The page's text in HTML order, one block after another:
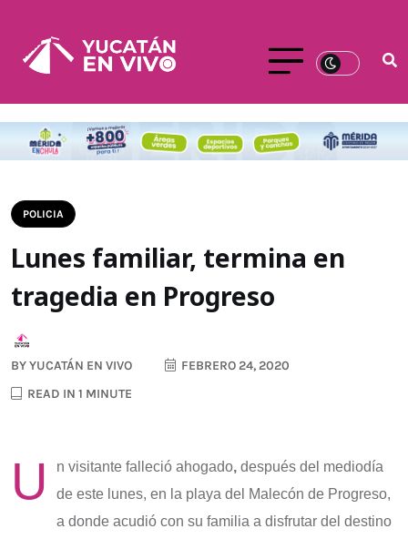
POLICIA
Lunes familiar, termina en
tragedia en Progreso
BYYUCATÁN EN VIVO
FEBRERO 24, 2020
READ IN 1 MINUTE
U n visitante falleció ahogado, después del mediodía
de este lunes, en la playa del Malecón de Progreso,
a donde acudió con su familia a disfrutar del destino